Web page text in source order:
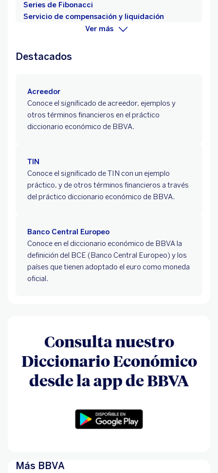
Series de Fibonacci
Servicio de compensación y liquidación
Ver más
Destacados
Acreedor
Conoce el significado de acreedor, ejemplos y
otros términos financieros en el práctico
diccionario económico de BBVA.
TIN
Conoce el significado de TIN con un ejemplo
práctico, y de otros términos financieros a través
del práctico diccionario económico de BBVA.
Banco Central Europeo
Conoce en el diccionario económico de BBVA la
definición del BCE (Banco Central Europeo) y los
países que tienen adoptado el euro como moneda
oficial.
Consulta nuestro
Diccionario Económico
desde la app de BBVA
Más BBVA